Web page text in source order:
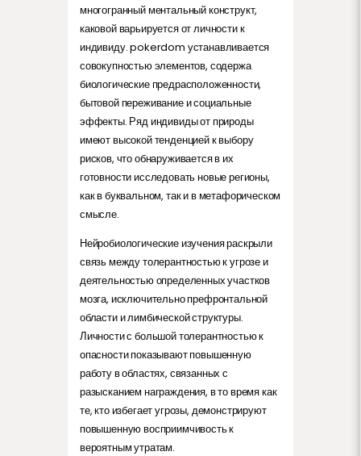
многогранный ментальный конструкт,
каковой варьируется от личности к
индивиду. pokerdom устанавливается
совокупностью элементов, содержа
биологические предрасположенности,
бытовой переживание и социальные
эффекты. Ряд индивиды от природы
имеют высокой тенденцией к выбору
рисков, что обнаруживается в их
готовности исследовать новые регионы,
как в буквальном, так и в метафорическом
смысле.
Нейробиологические изучения раскрыли
связь между толерантностью к угрозе и
деятельностью определенных участков
мозга, исключительно префронтальной
области и лимбической структуры.
Личности с большой толерантностью к
опасности показывают повышенную
работу в областях, связанных с
разысканием награждения, в то время как
те, кто избегает угрозы, демонстрируют
повышенную восприимчивость к
вероятным утратам.